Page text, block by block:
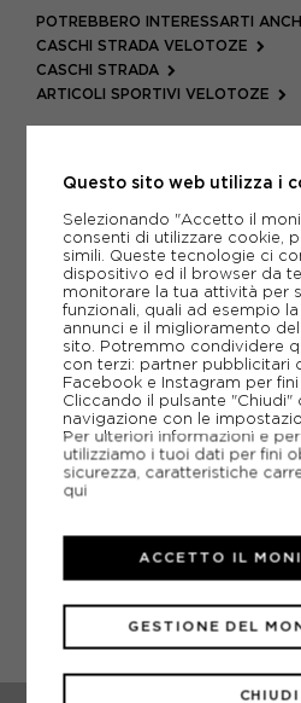
POTREBBERO INTERESSARTI
CASCHI STRADA VELOTOZE
CASCHI STRADA
ARTICOLI SPORTIVI VELOTOZE
PIÙ INFORMAZIONI
SCHEDA TECNICA
GUIDA ALLE TAGLIE
Questo sito web utilizza i
Selezionando "Accetto il
consenti di utilizzare cookie,
simili. Queste tecnologie ci
dispositivo ed il browser da
monitorare la tua attività per
funzionali, quali ad esempio
annunci e il miglioramento del
sito. Potremmo condividere
con terzi: partner pubblicitari
Facebook e Instagram per
Cliccando il pulsante "Chiudi"
navigazione con le
Per ulteriori informazioni e
utilizziamo i tuoi dati per fini
sicurezza, caratteristiche
qui
CHIUDI
GESTIONE DEL
ACCETTO IL